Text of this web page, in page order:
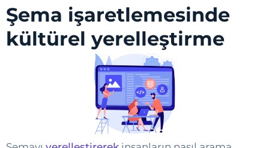
Şema işaretlemesinde
kültürel yerelleştirme